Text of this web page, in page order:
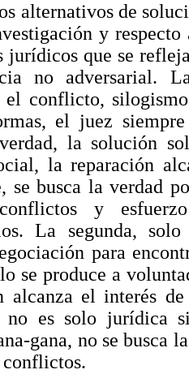
alternativos de
y
jurídicos que se
no adversarial.
conflicto,
el juez
la solución
la reparación
se busca la verdad
y
La segunda,
para
se produce a
alcanza el interés
no es solo jurídica
gana, no se busca
conflictos.